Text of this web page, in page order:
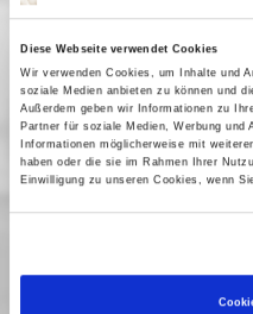
Diese Webseite verwendet Cookies
Wir verwenden Cookies, um Inhalte und
soziale Medien anbieten zu können und
Außerdem geben wir Informationen zu
Partner für soziale Medien, Werbung und
Informationen möglicherweise mit
haben oder die sie im Rahmen Ihrer
Einwilligung zu unseren Cookies, wenn
03 März 2026| 17:00
11 März 2026| 17:00
12 März 2026| 21:00
21 März 2026| 21:00
24 März 2026| 19:00
25 März 2026| 21:00